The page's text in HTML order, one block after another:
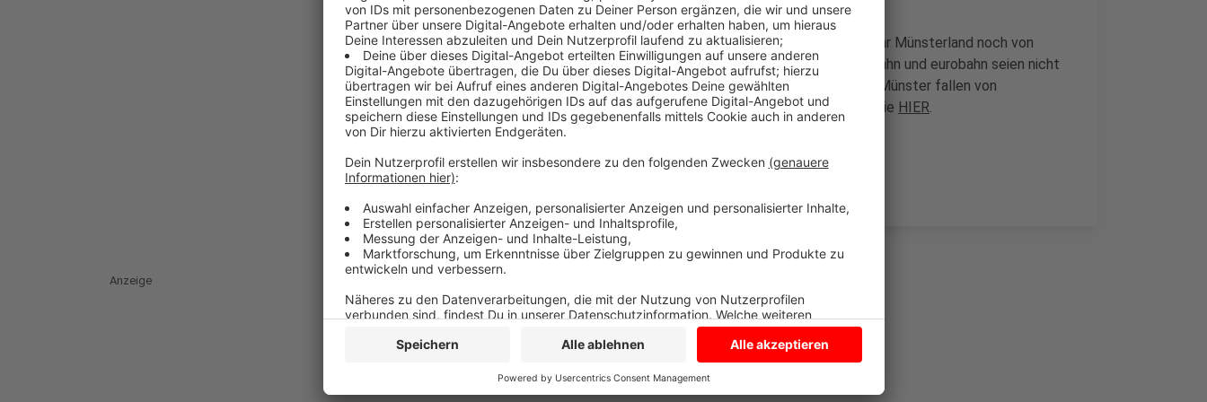
Die Antwort: nicht direkt. Weder Beschäftigte der Regionalverkehr Münsterland noch von
Veelker beteiligen sich an den geplanten Warnstreiks. Auch die Bahn und eurobahn seien nicht
betroffen. Anders sieht es bei den Stadtwerken Münster aus. In Münster fallen von
Freitagfrüh bis Sonntagfrüh viele Stadtbusse aus. Details lesen Sie HIER.
Anzeige